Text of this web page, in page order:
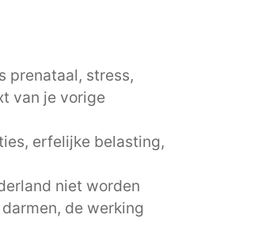
prenataal, stress,
van je vorige
erfelijke belasting,
niet worden
de werking